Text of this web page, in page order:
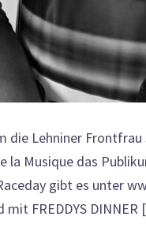
die Lehniner
Musique das
gibt es unter
mit FREDDYS